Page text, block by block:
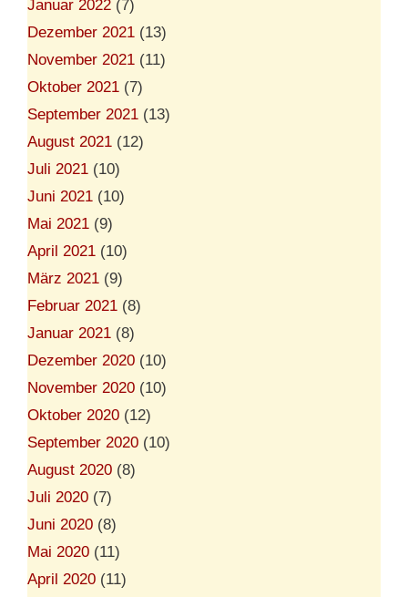
Januar 2022 (7)
Dezember 2021 (13)
November 2021 (11)
Oktober 2021 (7)
September 2021 (13)
August 2021 (12)
Juli 2021 (10)
Juni 2021 (10)
Mai 2021 (9)
April 2021 (10)
März 2021 (9)
Februar 2021 (8)
Januar 2021 (8)
Dezember 2020 (10)
November 2020 (10)
Oktober 2020 (12)
September 2020 (10)
August 2020 (8)
Juli 2020 (7)
Juni 2020 (8)
Mai 2020 (11)
April 2020 (11)